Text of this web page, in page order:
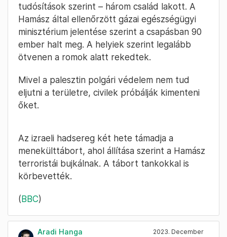
tudósítások szerint – három család lakott. A
Hamász által ellenőrzött gázai egészségügyi
minisztérium jelentése szerint a csapásban 90
ember halt meg. A helyiek szerint legalább
ötvenen a romok alatt rekedtek.
Mivel a palesztin polgári védelem nem tud
eljutni a területre, civilek próbálják kimenteni
őket.
Az izraeli hadsereg két hete támadja a
menekülttábort, ahol állítása szerint a Hamász
terroristái bujkálnak. A tábort tankokkal is
körbevették.
(BBC)
Aradi Hanga
2023. December